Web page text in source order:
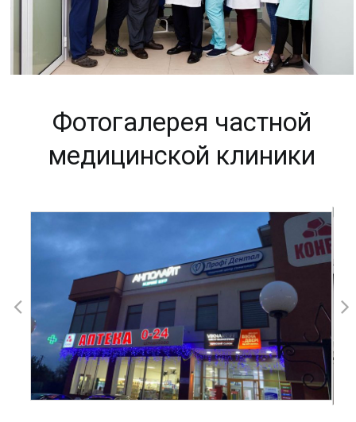
Фотогалерея частной
медицинской клиники